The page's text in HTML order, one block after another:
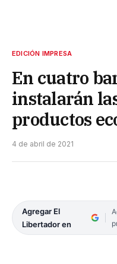
EDICIÓN IMPRESA
En cuatro
instalarán
productos
4 de abril de 2021
Agregar El
Libertador en